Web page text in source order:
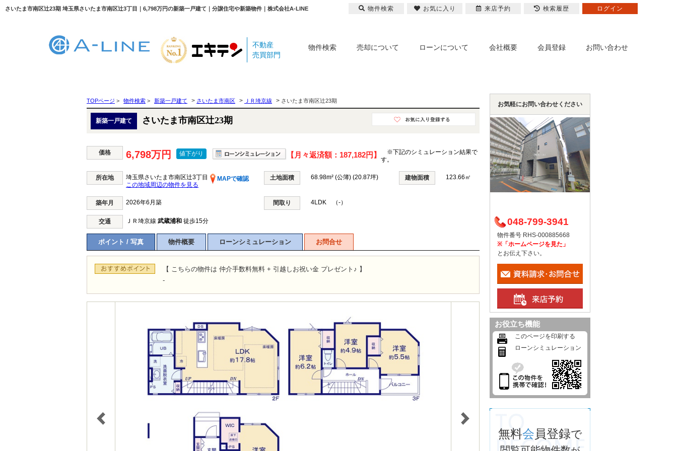
さいたま市南区辻23期 埼玉県さいたま市南区辻3丁目｜6,798万円の新築一戸建て｜分譲住宅や新築物件｜株式会社A-LINE
不動産
売買部門
物件検索 売却について ローンについて 会社概要 会員登録 お問い合わせ
TOPページ > 物件検索 > 新築一戸建て > さいたま市南区 > ＪＲ埼京線 > さいたま市南区辻23期
新築一戸建て さいたま市南区辻23期
価格 6,798万円 値下がり 【月々返済額： 187,182円 】
※下記のシミュレーション結果で
す。
所在地 埼玉県さいたま市南区辻3丁目
MAPで確認
この地域周辺の物件を見る
土地面積 68.98m² (公簿) (20.87坪) 建物面積 123.66㎡
築年月 2026年6月築 間取り 4LDK （-）
交通 ＪＲ埼京線 武蔵浦和 徒歩15分
ポイント / 写真 物件概要 ローンシミュレーション お問合せ
【 こちらの物件は 仲介手数料無料 + 引越しお祝い金 プレゼント♪ 】
-
お気軽にお問い合わせください
048-799-3941
物件番号 RHS-000885668
※「ホームページを見た」
とお伝え下さい。
お役立ち機能
このページを印刷する
ローンシミュレーション
無料会員登録で
物件検索 お気に入り 来店予約 検索履歴 ログイン